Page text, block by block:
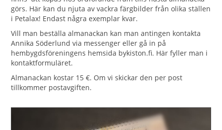
görs. Här kan du njuta av vackra färgbilder från olika ställen
i Petalax! Endast några exemplar kvar.
Vill man beställa almanackan kan man antingen kontakta
Annika Söderlund via messenger eller gå in på
hembygdsföreningens hemsida bykiston.fi. Här fyller man i
kontaktformuläret.
Almanackan kostar 15 €. Om vi skickar den per post
tillkommer postavgiften.